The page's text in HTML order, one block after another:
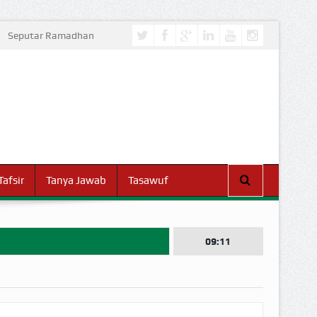
Seputar Ramadhan
Tanya Jawab Tasawuf
09:11